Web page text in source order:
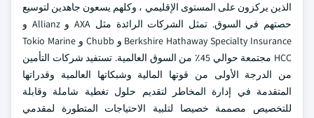
الذين يركزون على المستوى الإقليمي ، وكلهم يسعون جاهدين لتوسيع
حصتهم في السوق. تمثل الشركات الرائدة مثل AXA و Allianz و
Berkshire Hathaway Specialty Insurance و Chubb و Tokio Marine
HCC مجتمعة حوالي 45٪ من السوق العالمية. تستفيد شركات التأمين
من الدرجة الأولى من قوتها المالية وشبكاتها العالمية وقدراتها
المتقدمة في إدارة المخاطر لتقديم حلول تغطية شاملة وقابلة
للتخصيص مصممة خصيصا لتلبية الاحتياجات المتطورة لمقدمي